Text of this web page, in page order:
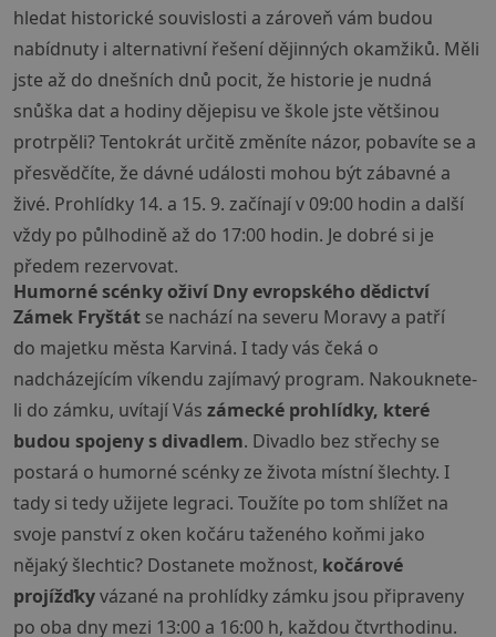
hledat historické souvislosti a zároveň vám budou
nabídnuty i alternativní řešení dějinných okamžiků. Měli
jste až do dnešních dnů pocit, že historie je nudná
snůška dat a hodiny dějepisu ve škole jste většinou
protrpěli? Tentokrát určitě změníte názor, pobavíte se a
přesvědčíte, že dávné události mohou být zábavné a
živé. Prohlídky 14. a 15. 9. začínají v 09:00 hodin a další
vždy po půlhodině až do 17:00 hodin. Je dobré si je
předem rezervovat.
Humorné scénky oživí Dny evropského dědictví
Zámek Fryštát se nachází na severu Moravy a patří
do majetku města Karviná. I tady vás čeká o
nadcházejícím víkendu zajímavý program. Nakouknete-
li do zámku, uvítají Vás zámecké prohlídky, které
budou spojeny s divadlem. Divadlo bez střechy se
postará o humorné scénky ze života místní šlechty. I
tady si tedy užijete legraci. Toužíte po tom shlížet na
svoje panství z oken kočáru taženého koňmi jako
nějaký šlechtic? Dostanete možnost, kočárové
projížďkyvázané na prohlídky zámku jsou připraveny
po oba dny mezi 13:00 a 16:00 h, každou čtvrthodinu.